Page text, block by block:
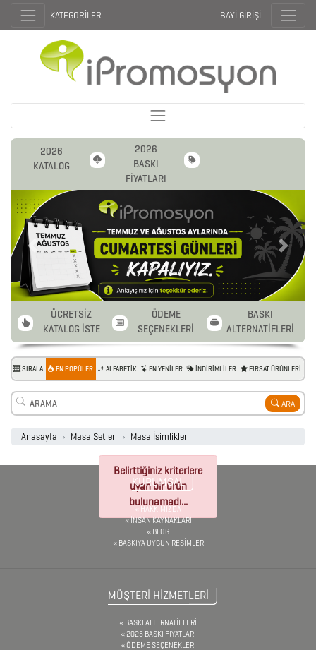
2026
PROMOSYON
AJANDA
2026
PROMOSYON
TAKVİM
KATEGORİLER BAYİ GİRİŞİ
2026
KATALOG
2026
BASKI
FİYATLARI
Previous Next
ÜCRETSİZ
KATALOG İSTE
ÖDEME
SEÇENEKLERİ
BASKI
ALTERNATİFLERİ
SIRALA EN POPÜLER ALFABETİK EN YENİLER İNDİRİMLİLER FIRSAT ÜRÜNLERİ
ARA
Anasayfa Masa Setleri Masa İsimlikleri
Belirttiğiniz kriterlere
uyan bir ürün
bulunamadı...
KURUMSAL
HAKKIMIZDA
İNSAN KAYNAKLARI
BLOG
BASKIYA UYGUN RESİMLER
MÜŞTERİ HİZMETLERİ
BASKI ALTERNATİFLERİ
2025 BASKI FİYATLARI
ÖDEME SEÇENEKLERİ